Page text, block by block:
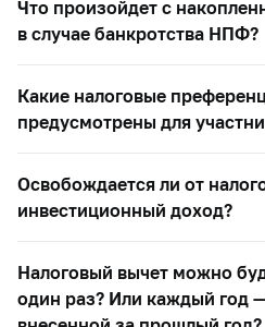
Что произойдет с
в случае банкротства НПФ?
Какие налоговые
предусмотрены для
Освобождается ли от
инвестиционный доход?
Налоговый вычет можно
один раз? Или каждый год